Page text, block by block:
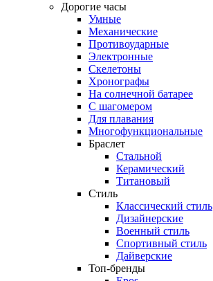
Дорогие часы
Умные
Механические
Противоударные
Электронные
Скелетоны
Хронографы
На солнечной батарее
С шагомером
Для плавания
Многофункциональные
Браслет
Стальной
Керамический
Титановый
Стиль
Классический стиль
Дизайнерские
Военный стиль
Спортивный стиль
Дайверские
Топ-бренды